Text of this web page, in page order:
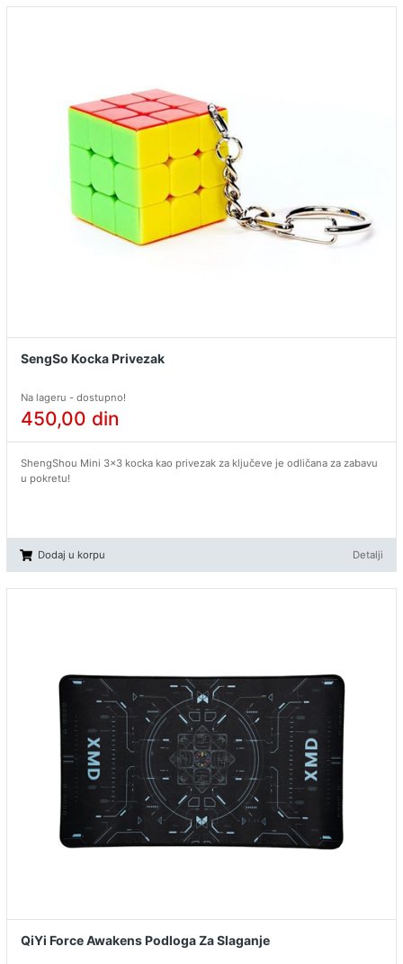
SengSo Kocka Privezak
Na lageru - dostupno!
450,00 din
ShengShou Mini 3x3 kocka kao privezak za ključeve je odličana za zabavu
u pokretu!
Dodaj u korpu Detalji
QiYi Force Awakens Podloga Za Slaganje